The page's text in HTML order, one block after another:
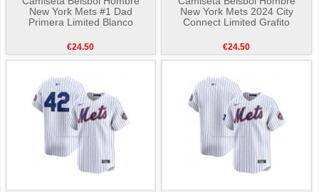
New York Mets #1 Dad
Primera Limited Blanco
€24.50
New York Mets 2024 City
Connect Limited Grafito
€24.50